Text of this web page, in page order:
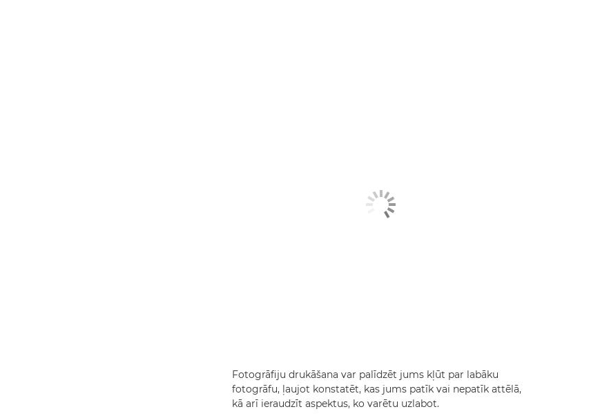
Fotogrāfiju drukāšana var palīdzēt jums kļūt par labāku
fotogrāfu, ļaujot konstatēt, kas jums patīk vai nepatīk attēlā,
kā arī ieraudzīt aspektus, ko varētu uzlabot.